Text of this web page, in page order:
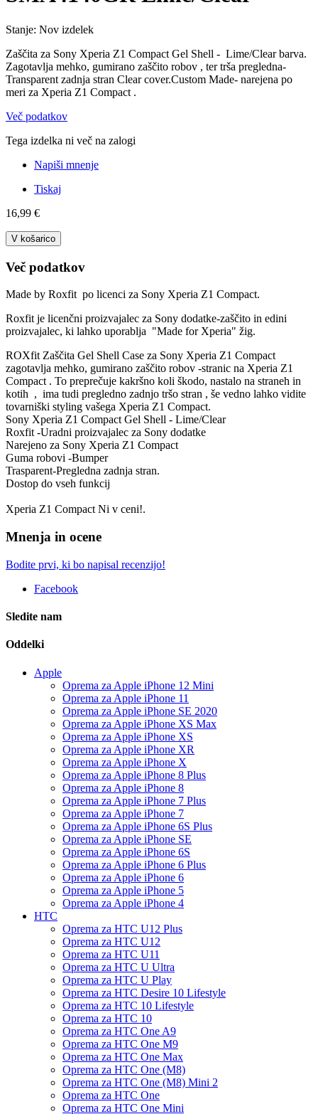
Stanje: Nov izdelek
Zaščita za Sony Xperia Z1 Compact Gel Shell - Lime/Clear barva.
Zagotavlja mehko, gumirano zaščito robov , ter trša pregledna-
Transparent zadnja stran Clear cover.Custom Made- narejena po
meri za Xperia Z1 Compact .
Več podatkov
Tega izdelka ni več na zalogi
Napiši mnenje
Tiskaj
16,99 €
V košarico
Več podatkov
Made by Roxfit po licenci za Sony Xperia Z1 Compact.
Roxfit je licenčni proizvajalec za Sony dodatke-zaščito in edini
proizvajalec, ki lahko uporablja "Made for Xperia" žig.
ROXfit Zaščita Gel Shell Case za Sony Xperia Z1 Compact
zagotavlja mehko, gumirano zaščito robov -stranic na Xperia Z1
Compact . To preprečuje kakršno koli škodo, nastalo na straneh in
kotih , ima tudi pregledno zadnjo tršo stran , še vedno lahko vidite
tovarniški styling vašega Xperia Z1 Compact.
Sony Xperia Z1 Compact Gel Shell - Lime/Clear
Roxfit -Uradni proizvajalec za Sony dodatke
Narejeno za Sony Xperia Z1 Compact
Guma robovi -Bumper
Trasparent-Pregledna zadnja stran.
Dostop do vseh funkcij
Xperia Z1 Compact Ni v ceni!.
Mnenja in ocene
Bodite prvi, ki bo napisal recenzijo!
Facebook
Sledite nam
Oddelki
Apple
Oprema za Apple iPhone 12 Mini
Oprema za Apple iPhone 11
Oprema za Apple iPhone SE 2020
Oprema za Apple iPhone XS Max
Oprema za Apple iPhone XS
Oprema za Apple iPhone XR
Oprema za Apple iPhone X
Oprema za Apple iPhone 8 Plus
Oprema za Apple iPhone 8
Oprema za Apple iPhone 7 Plus
Oprema za Apple iPhone 7
Oprema za Apple iPhone 6S Plus
Oprema za Apple iPhone SE
Oprema za Apple iPhone 6S
Oprema za Apple iPhone 6 Plus
Oprema za Apple iPhone 6
Oprema za Apple iPhone 5
Oprema za Apple iPhone 4
HTC
Oprema za HTC U12 Plus
Oprema za HTC U12
Oprema za HTC U11
Oprema za HTC U Ultra
Oprema za HTC U Play
Oprema za HTC Desire 10 Lifestyle
Oprema za HTC 10 Lifestyle
Oprema za HTC 10
Oprema za HTC One A9
Oprema za HTC One M9
Oprema za HTC One Max
Oprema za HTC One (M8)
Oprema za HTC One (M8) Mini 2
Oprema za HTC One
Oprema za HTC One Mini